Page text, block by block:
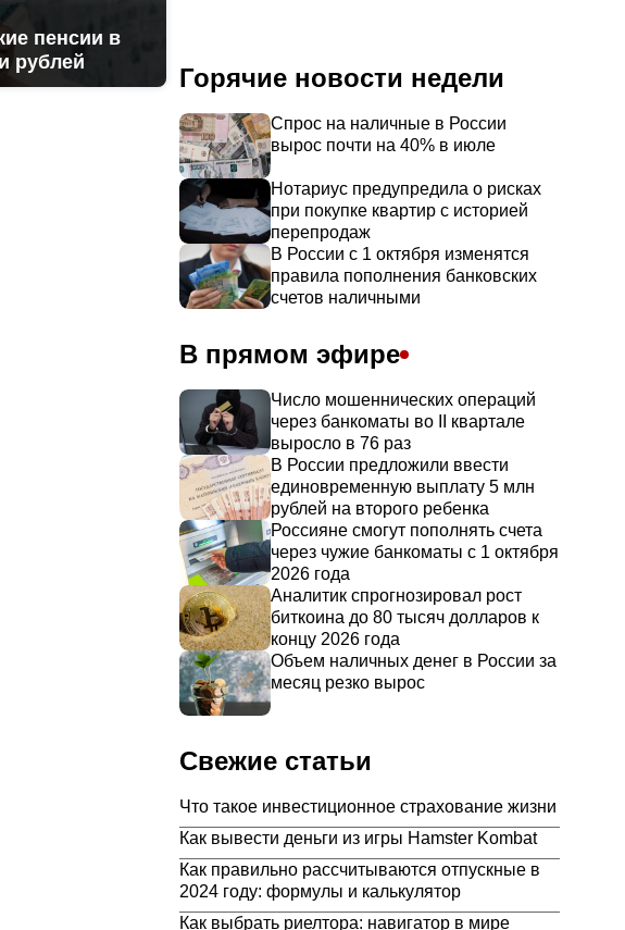
пенсии в
рублей
Горячие новости недели
Спрос на наличные в России
вырос почти на 40% в июле
Нотариус предупредила о рисках
при покупке квартир с историей
перепродаж
В России с 1 октября изменятся
правила пополнения банковских
счетов наличными
В прямом эфире
Число мошеннических операций
через банкоматы во II квартале
выросло в 76 раз
В России предложили ввести
единовременную выплату 5 млн
рублей на второго ребенка
Россияне смогут пополнять счета
через чужие банкоматы с 1 октября
2026 года
Аналитик спрогнозировал рост
биткоина до 80 тысяч долларов к
концу 2026 года
Объем наличных денег в России за
месяц резко вырос
Свежие статьи
Что такое инвестиционное страхование жизни
Как вывести деньги из игры Hamster Kombat
Как правильно рассчитываются отпускные в
2024 году: формулы и калькулятор
Как выбрать риелтора: навигатор в мире